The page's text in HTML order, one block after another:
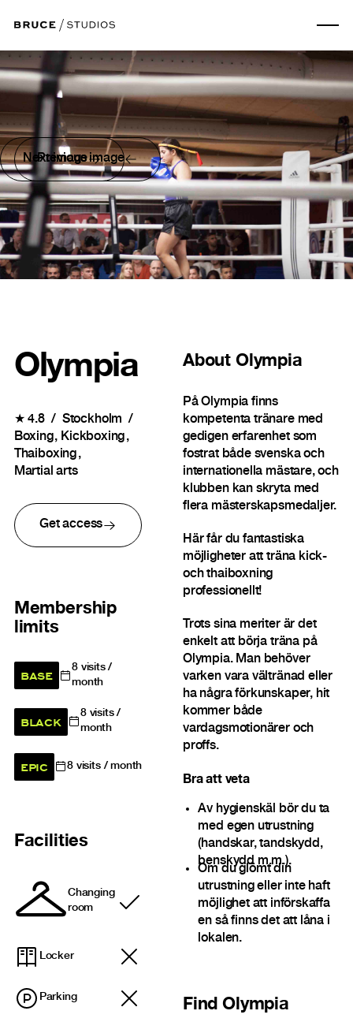
Previous image
Next image
Olympia
★4.8
Stockholm
Boxing
Kickboxing
Thaiboxing
Martial arts
Get access
Membership
limits
BASE 8visits /
month
BLACK 8visits /
month
EPIC 8visits / month
Facilities
Changing
room
Included
Locker
Parking
About Olympia
På Olympia finns
kompetenta tränare med
gedigen erfarenhet som
fostrat både svenska och
internationella mästare, och
klubben kan skryta med
flera mästerskapsmedaljer.
Här får du fantastiska
möjligheter att träna kick-
och thaiboxning
professionellt!
Trots sina meriter är det
enkelt att börja träna på
Olympia. Man behöver
varken vara vältränad eller
ha några förkunskaper, hit
kommer både
vardagsmotionärer och
proffs.
Bra att veta
Av hygienskäl bör du ta
med egen utrustning
(handskar, tandskydd,
benskydd m.m.).
Om du glömt din
utrustning eller inte haft
möjlighet att införskaffa
en så finns det att låna i
lokalen.
FindOlympia